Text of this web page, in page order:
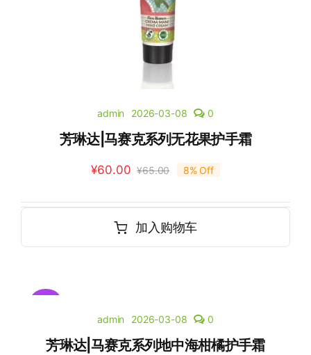
admin 2026-03-08 0
芳琳达|马赛克系列无花果护手霜
¥65.00
¥60.00 8% Off
加入购物车
Sale!
admin 2026-03-08 0
芳琳达|马赛克系列地中海柑橘护手霜